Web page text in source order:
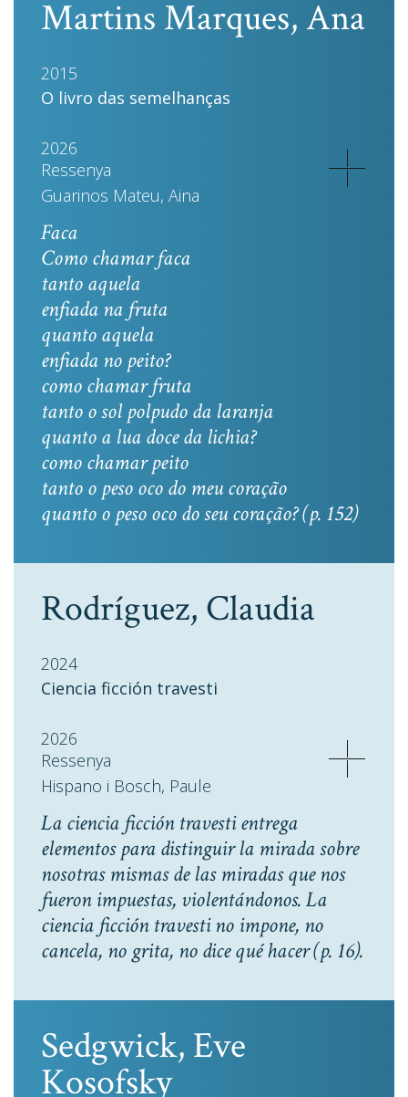
Martins Marques, Ana
2015
O livro das semelhanças
2026
Ressenya
Guarinos Mateu, Aina
Faca
Como chamar faca
tanto aquela
enfiada na fruta
quanto aquela
enfiada no peito?
como chamar fruta
tanto o sol polpudo da laranja
quanto a lua doce da lichia?
como chamar peito
tanto o peso oco do meu coração
quanto o peso oco do seu coração? (p. 152)
Rodríguez, Claudia
2024
Ciencia ficción travesti
2026
Ressenya
Hispano i Bosch, Paule
La ciencia ficción travesti entrega
elementos para distinguir la mirada sobre
nosotras mismas de las miradas que nos
fueron impuestas, violentándonos. La
ciencia ficción travesti no impone, no
cancela, no grita, no dice qué hacer(p. 16).
Sedgwick, Eve
Kosofsky